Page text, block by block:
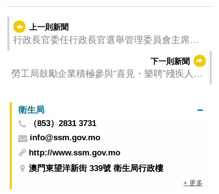
上一則新聞
行政長官委任行政長官選舉管理委員會主席及
下一則新聞
勞工局鼓勵企業積極參與“喜見・樂聘”殘疾人士
衛生局
（853）2831 3731
info@ssm.gov.mo
http://www.ssm.gov.mo
澳門東望洋新街 339號 衛生局行政樓
+ 更多